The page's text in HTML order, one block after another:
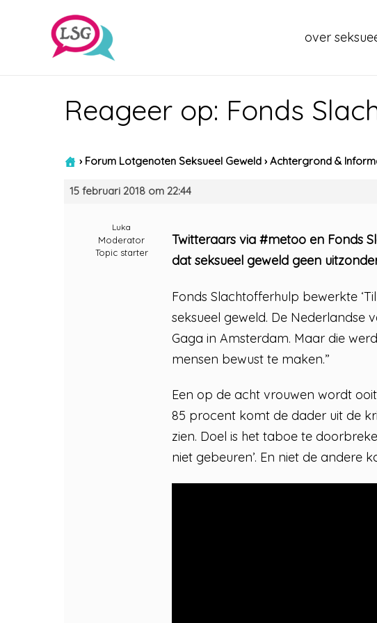
over
Reageer op: Fonds
› Forum Lotgenoten Seksueel Geweld › Achtergrond &
15 februari 2018 om 22:44
Luka
Moderator
Topic starter
Twitteraars via #metoo en Fonds
dat seksueel geweld geen
Fonds Slachtofferhulp bewerkte
seksueel geweld. De
Gaga in Amsterdam. Maar die
mensen bewust te maken.”
Een op de acht vrouwen wordt
85 procent komt de dader uit de
zien. Doel is het taboe te
niet gebeuren’. En niet de andere